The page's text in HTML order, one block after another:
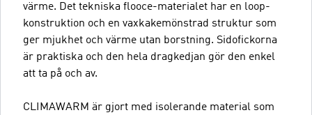
värme. Det tekniska flooce-materialet har en loop-
konstruktion och en vaxkakemönstrad struktur som
ger mjukhet och värme utan borstning. Sidofickorna
är praktiska och den hela dragkedjan gör den enkel
att ta på och av.
CLIMAWARM är gjort med isolerande material som